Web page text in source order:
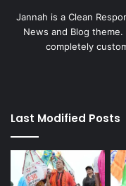
Jannah is a Clean
News and Blog
completely
Last Modified Posts